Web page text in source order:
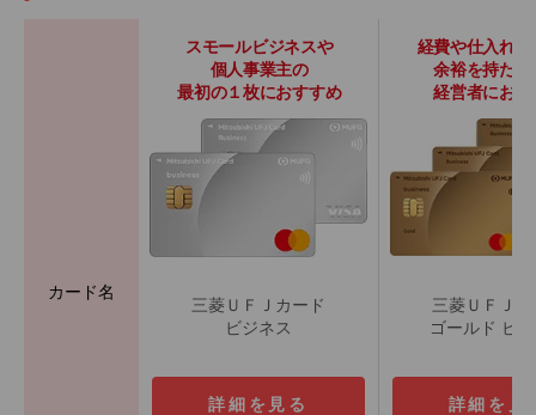
カード名
スモールビジネスや
個人事業主の
最初の１枚におすすめ
経費や仕入れ代
余裕を持たせ
経営者におす
三菱ＵＦＪカード
ビジネス
三菱ＵＦＪカ
ゴールド ビ
詳細を見る 詳細を見